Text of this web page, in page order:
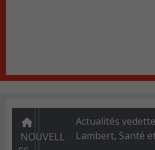
NOUVELL
Actualités
Lambert, Santé